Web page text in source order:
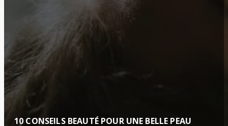
10 CONSEILS BEAUTÉ POUR UNE BELLE PEAU